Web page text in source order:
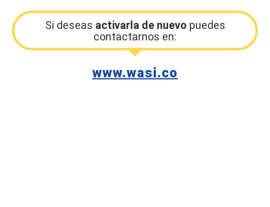
Si deseas activarla de nuevo puedes
contactarnos en:
www.wasi.co